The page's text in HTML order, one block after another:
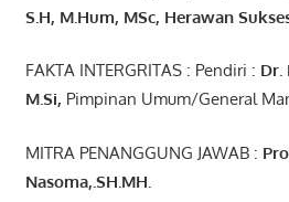
S.H, M.Hum, MSc, Herawan
FAKTA INTERGRITAS : Pendiri : Dr.
M.Si, Pimpinan Umum/General
MITRA PENANGGUNG JAWAB :
Nasoma,.SH.MH.